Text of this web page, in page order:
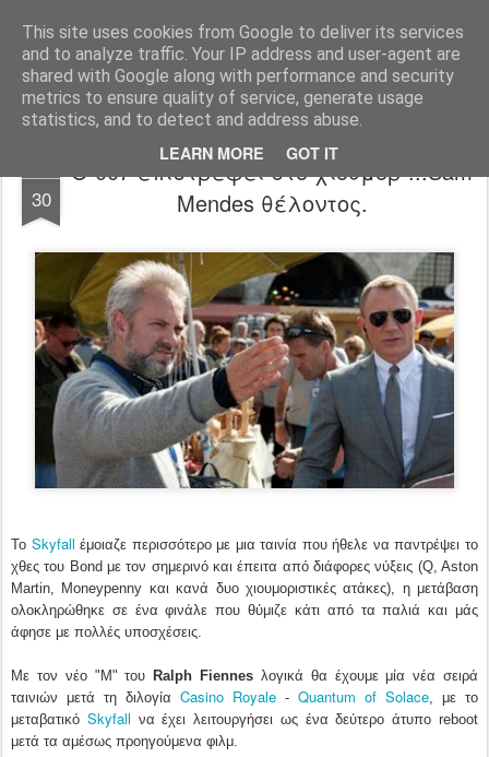
This site uses cookies from Google to deliver its services
and to analyze traffic. Your IP address and user-agent are
shared with Google along with performance and security
metrics to ensure quality of service, generate usage
statistics, and to detect and address abuse.
LEARN MORE GOT IT
FilmBoy
30
Ο 007 επιστρέφει στο χιούμορ ...Sam
Mendes θέλοντος.
Το Skyfall έμοιαζε περισσότερο με μια ταινία που ήθελε να παντρέψει το
χθες του Bond με τον σημερινό και έπειτα από διάφορες νύξεις (Q, Aston
Martin, Moneypenny και κανά δυο χιουμοριστικές ατάκες), η μετάβαση
ολοκληρώθηκε σε ένα φινάλε που θύμιζε κάτι από τα παλιά και μάς
άφησε με πολλές υποσχέσεις.
Με τον νέο "M" του Ralph Fiennes λογικά θα έχουμε μία νέα σειρά
ταινιών μετά τη διλογία Casino Royale - Quantum of Solace, με το
μεταβατικό Skyfall να έχει λειτουργήσει ως ένα δεύτερο άτυπο reboot
μετά τα αμέσως προηγούμενα φιλμ.